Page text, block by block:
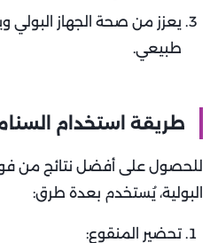
يعزز من صحة الجهاز
طبيعي.
طريقة استخدام
للحصول على أفضل نتائج من
البولية، يُستخدم بعدة طرق:
تحضير المنقوع: